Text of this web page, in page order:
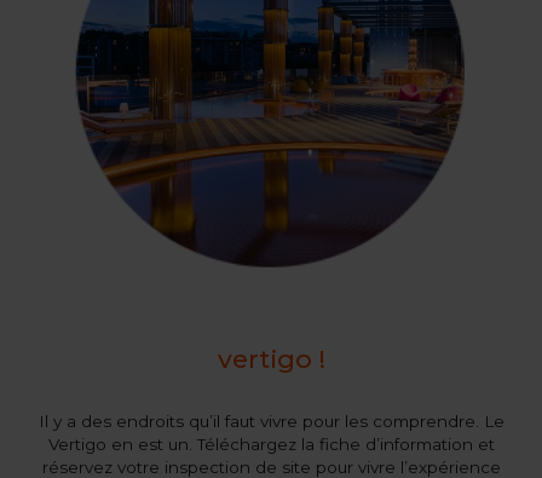
vertigo !
Il y a des endroits qu’il faut vivre pour les comprendre. Le
Vertigo en est un. Téléchargez la fiche d’information et
réservez votre inspection de site pour vivre l’expérience